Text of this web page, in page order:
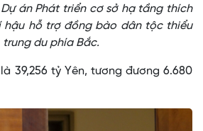
án Phát triển cơ sở hạ tầng thích
hậu hỗ trợ đồng bào dân tộc thiểu
trung du phía Bắc.
39,256 tỷ Yên, tương đương 6.680